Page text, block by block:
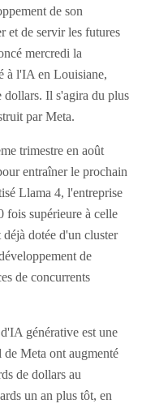
de son
et de servir les futures
mercredi la
à l'IA en Louisiane,
dollars. Il s'agira du plus
par Meta.
trimestre en août
entraîner le prochain
Llama 4, l'entreprise
fois supérieure à celle
dotée d'un cluster
de
de concurrents
générative est une
de Meta ont augmenté
de dollars au
un an plus tôt, en